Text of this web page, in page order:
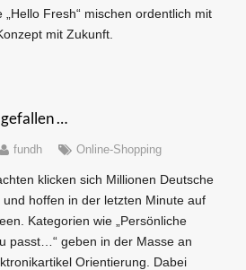
Fresh“ mischen ordentlich mit
mit Zukunft.
…
fundh Online-Shopping
klicken sich Millionen Deutsche
hoffen in der letzten Minute auf
Kategorien wie „Persönliche
passt…“ geben in der Masse an
Orientierung. Dabei